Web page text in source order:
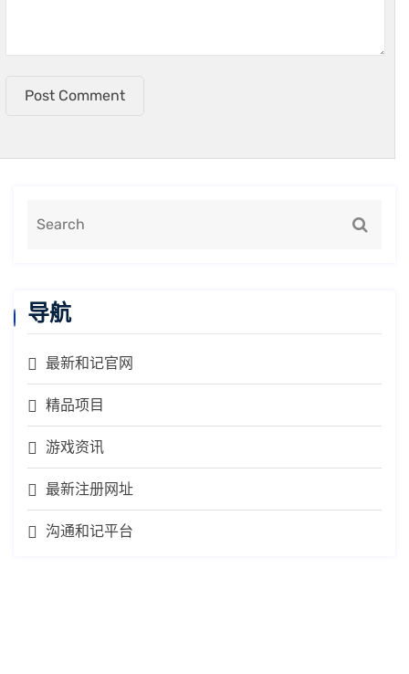
Post Comment
导航
最新和记官网
精品项目
游戏资讯
最新注册网址
沟通和记平台